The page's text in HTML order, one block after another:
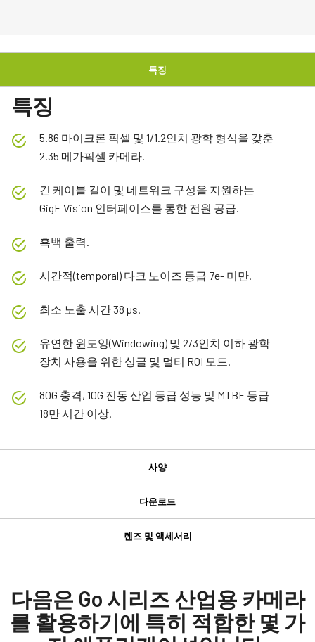
특징
특징
5.86 마이크론 픽셀 및 1/1.2인치 광학 형식을 갖춘
2.35 메가픽셀 카메라.
긴 케이블 길이 및 네트워크 구성을 지원하는
GigE Vision 인터페이스를 통한 전원 공급.
흑백 출력.
시간적(temporal) 다크 노이즈 등급 7e- 미만.
최소 노출 시간 38 µs.
유연한 윈도잉(Windowing) 및 2/3인치 이하 광학
장치 사용을 위한 싱글 및 멀티 ROI 모드.
80G 충격, 10G 진동 산업 등급 성능 및 MTBF 등급
18만 시간 이상.
사양
타입
Area Scan
다운로드
Datasheet - GO-2400-PGE-1
Manual - GO-2400-PGE-1
렌즈 및 액세서리
GPIO 및 전원 6핀 입출력 암 커넥터 및 플라잉 리드 케이블.
(LKK-IO-6PF-DM)
다음은 Go 시리즈 산업용 카메라
를 활용하기에 특히 적합한 몇 가